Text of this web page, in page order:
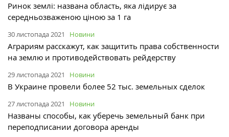
Ринок землі: названа область, яка лідирує за
середньозваженою ціною за 1 га
30 листопада 2021 Новини
Аграриям расскажут, как защитить права собственности
на землю и противодействовать рейдерству
29 листопада 2021 Новини
В Украине провели более 52 тыс. земельных сделок
27 листопада 2021 Новини
Названы способы, как уберечь земельный банк при
переподписании договора аренды